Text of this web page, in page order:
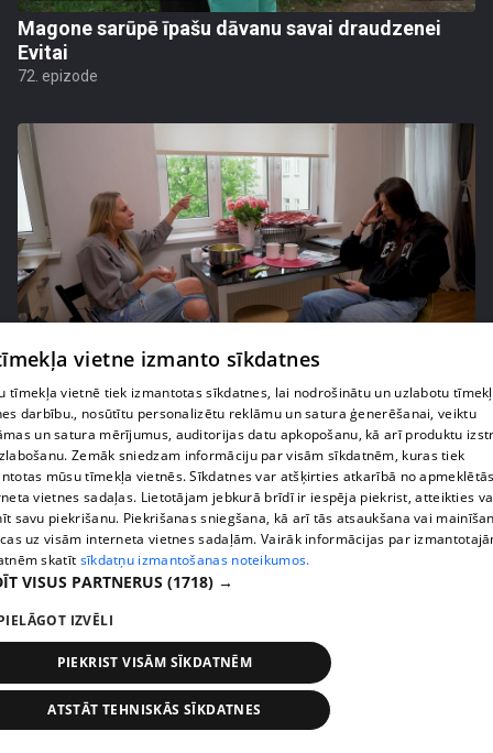
Magone sarūpē īpašu dāvanu savai draudzenei
Evitai
72. epizode
pirms 2 nedēļām, 6 dienām
Lukērijas Kambalas lielā iespēja "Victoria's
Secret" atlasē atduras pret finansiāliem
sarežģījumiem
71. epizode
vietne izmanto sīkdatnes
tīmekļa vietnē tiek izmantotas sīkdatnes, lai nodrošinātu un uzlabotu
darbību., nosūtītu personalizētu reklāmu un satura ģenerēšanai, veiktu
un satura mērījumus, auditorijas datu apkopošanu, kā arī produktu
Zemāk sniedzam informāciju par visām sīkdatnēm, kuras tiek
mūsu tīmekļa vietnēs. Sīkdatnes var atšķirties atkarībā no
vietnes sadaļas. Lietotājam jebkurā brīdī ir iespēja piekrist, atteikties
savu piekrišanu. Piekrišanas sniegšana, kā arī tās atsaukšana vai
uz visām interneta vietnes sadaļām. Vairāk informācijas par
skatīt sīkdatņu izmantošanas noteikumos.
VISUS PARTNERUS (1718) →
IZVĒLI
PIEKRIST VISĀM SĪKDATNĒM
ATSTĀT TEHNISKĀS SĪKDATNES